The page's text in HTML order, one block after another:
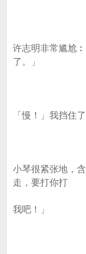
许志明非常尴尬
了。」
「慢！」我挡住了
小琴很紧张地，
走，要打你打
我吧！」